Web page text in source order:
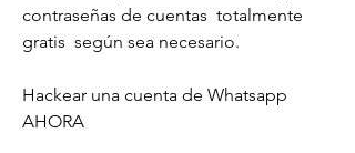
contraseñas de cuentas  totalmente
gratis  según sea necesario.
Hackear una cuenta de Whatsapp
AHORA